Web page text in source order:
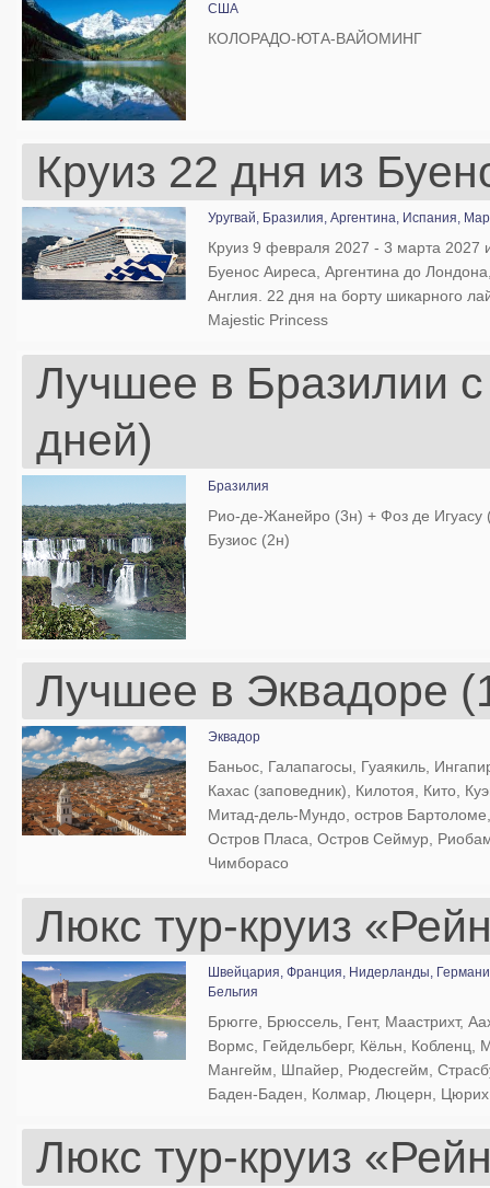
США
КОЛОРАДО-ЮТА-ВАЙОМИНГ
Круиз 22 дня из
Уругвай, Бразилия, Аргентина, Испания,
Круиз 9 февраля 2027 - 3 марта 2027
Буенос Аиреса, Аргентина до
Англия. 22 дня на борту шикарного
Majestic Princess
Лучшее в Бразилии
дней)
Бразилия
Рио-де-Жанейро (3н) + Фоз де Игуасу
Бузиос (2н)
Лучшее в Эквадоре
Эквадор
Баньос, Галапагосы, Гуаякиль,
Кахас (заповедник), Килотоя, Кито,
Митад-дель-Мундо, остров Бартоломе,
Остров Пласа, Остров Сеймур,
Чимборасо
Люкс тур-круиз
Швейцария, Франция, Нидерланды,
Бельгия
Брюгге, Брюссель, Гент, Маастрихт,
Вормс, Гейдельберг, Кёльн, Кобленц,
Мангейм, Шпайер, Рюдесгейм,
Баден-Баден, Колмар, Люцерн, Цюрих
Люкс тур-круиз